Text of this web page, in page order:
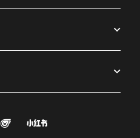
口
飞猪
打开新窗口打开新窗口